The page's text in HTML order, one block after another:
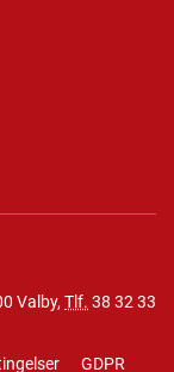
Valby, Tlf. 38 32 33
GDPR